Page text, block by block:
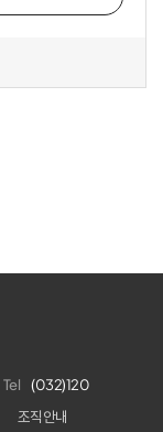
Tel (032)120
조직안내